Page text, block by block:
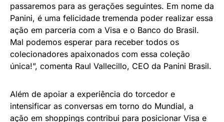
passaremos para as gerações seguintes. Em nome da
Panini, é uma felicidade tremenda poder realizar essa
ação em parceria com a Visa e o Banco do Brasil.
Mal podemos esperar para receber todos os
colecionadores apaixonados com essa coleção
única!”, comenta Raul Vallecillo, CEO da Panini Brasil.
Além de apoiar a experiência do torcedor e
intensificar as conversas em torno do Mundial, a
ação em shoppings contribui para posicionar Visa e